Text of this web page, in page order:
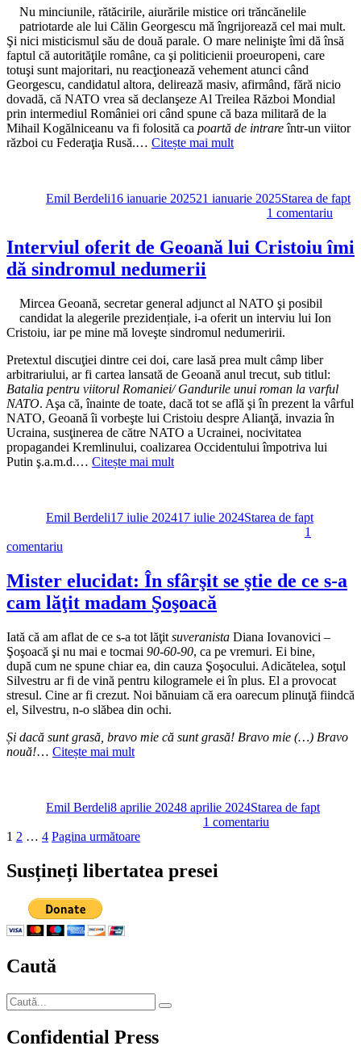
războiului
hibrid
pe
care
autorităţile
se
fac
că
nu-
Nu minciunile, rătăcirile, aiurările mistice ori trăncănelile
patriotarde ale lui Călin Georgescu mă îngrijorează cel mai mult.
Şi nici misticismul său de două parale. O mare nelinişte îmi dă însă
faptul că autorităţile române, ca şi politicienii proeuropeni, care
totuşi sunt majoritari, nu reacţionează vehement atunci când
Georgescu, candidatul altora, delirează masiv, afirmând, fără nicio
dovadă, că NATO vrea să declanşeze Al Treilea Război Mondial
prin intermediul României ori când spune că baza militară de la
Mihail Kogălniceanu va fi folosită ca poartă de intrareîntr-un viitor
război cu Federaţia Rusă.… Citește mai mult
Emil Berdeli16 ianuarie 202521 ianuarie 2025Starea de fapt
1 comentariu
de
sus
Interviul oferit de Geoană lui Cristoiu îmi
dă sindromul nedumerii
Mircea Geoană, secretar general adjunct al NATO şi posibil
candidat la alegerile prezidențiale, i-a oferit un interviu lui Ion
Cristoiu, iar pe mine mă loveşte sindromul nedumeririi.
Pretextul discuţiei dintre cei doi, care lasă prea mult câmp liber
arbitrariului, ar fi cartea lansată de Geoană anul trecut, sub titlul:
Batalia pentru viitorul Romaniei/ Gandurile unui roman la varful
NATO. Aşa că, înainte de toate, dacă tot se află şi în prezent la vârful
NATO, Geoană îi vorbeşte lui Cristoiu despre Alianţă, invazia în
Ucraina, susţinerea de către NATO a Ucrainei, nocivitatea
propagandei Kremlinului, coalizarea Occidentului împotriva lui
Putin ş.a.m.d.… Citește mai mult
Emil Berdeli17 iulie 202417 iulie 2024Starea de fapt
1
comentariu
oferit
de
Geoană
Cristoiu
îmi
dă
sindromul
nedumerii
Mister elucidat: În sfârşit se ştie de ce s-a
cam lăţit madam Şoşoacă
Iată că am aflat de ce s-a tot lăţit suveranista Diana Iovanovici –
Şoşoacă şi nu mai e tocmai 90-60-90, ca pe vremuri. Ei bine,
după cum ne spune chiar ea, din cauza Şoşocului. Adicătelea, soţul
Silvestru ar fi de vină pentru kilogramele ei în plus. El a provocat
stresul. Cine ar fi crezut. Noi bănuiam că era oarecum plinuţă fiindcă
el, Silvestru, n-o slăbea din ochi.
Și dacă sunt grasă, bravo mie că sunt grasă! Bravo mie (…) Bravo
nouă!… Citește mai mult
Emil Berdeli8 aprilie 20248 aprilie 2024Starea de fapt
1 comentariu
Paginație
articole
Pagină
1 Pagină
2 … Pagină
4 Pagina următoare
Susțineți libertatea presei
Caută
Caută
după:
Căutare
Confidential Press